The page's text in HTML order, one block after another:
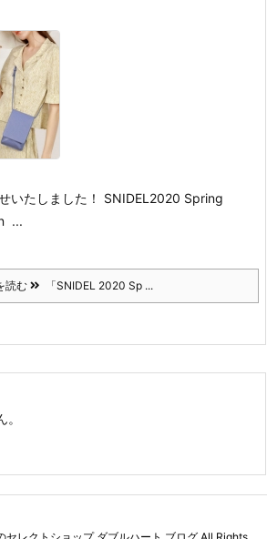
いたしました！ SNIDEL 2020 Spring
...
読む 「SNIDEL 2020 Sp ...